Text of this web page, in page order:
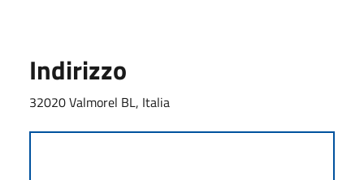
Indirizzo
32020 Valmorel BL, Italia